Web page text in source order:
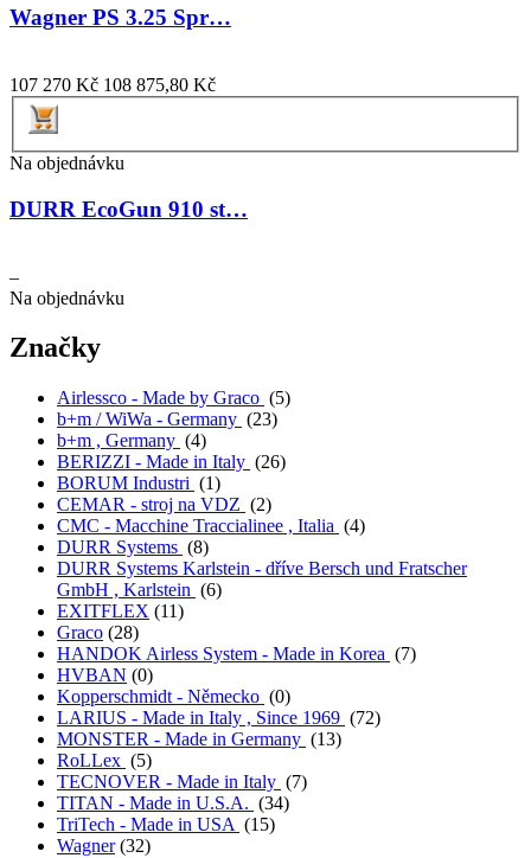
Wagner PS 3.25 Spr…
107 270 Kč 108 875,80 Kč
Na objednávku
DURR EcoGun 910 st…
–
Na objednávku
Značky
Airlessco - Made by Graco (5)
b+m / WiWa - Germany (23)
b+m , Germany (4)
BERIZZI - Made in Italy (26)
BORUM Industri (1)
CEMAR - stroj na VDZ (2)
CMC - Macchine Traccialinee , Italia (4)
DURR Systems (8)
DURR Systems Karlstein - dříve Bersch und Fratscher
GmbH , Karlstein (6)
EXITFLEX (11)
Graco (28)
HANDOK Airless System - Made in Korea (7)
HVBAN (0)
Kopperschmidt - Německo (0)
LARIUS - Made in Italy , Since 1969 (72)
MONSTER - Made in Germany (13)
RoLLex (5)
TECNOVER - Made in Italy (7)
TITAN - Made in U.S.A. (34)
TriTech - Made in USA (15)
Wagner(32)